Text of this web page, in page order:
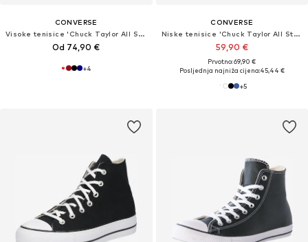
CONVERSE
Visoke tenisice 'Chuck Taylor All Star'
Od 74,90 €
+4
CONVERSE
Niske tenisice 'Chuck Taylor All Star Classic'
59,90 €
Prvotno: 69,90 €
Posljednja najniža cijena:45,44 €
+5